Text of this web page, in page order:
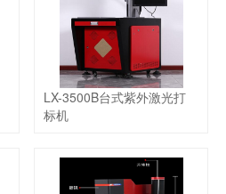
LX-3500B台式紫外激光打
标机